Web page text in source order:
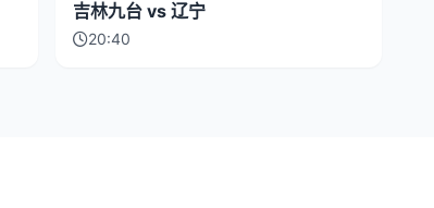
吉林九台 vs 辽宁
20:40